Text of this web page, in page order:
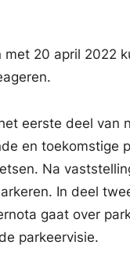
20 april 2022
eerste deel van
en toekomstige
Na
In deel
gaat over
parkeervisie.